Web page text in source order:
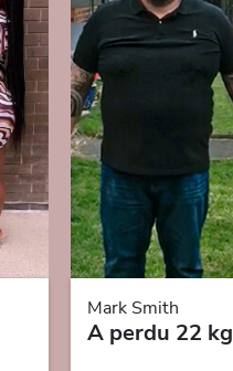
Mark Smith
A perdu 22 kg